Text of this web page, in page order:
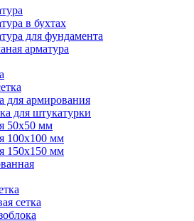
в бухтах
для фундамента
арматура
для армирования
для штукатурки
50x50 мм
100x100 мм
150x150 мм
сетка